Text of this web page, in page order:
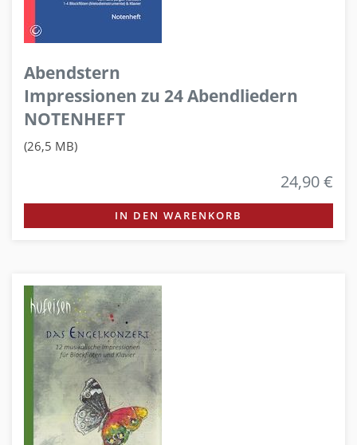
Abendstern
Impressionen zu 24 Abendliedern
NOTENHEFT
(26,5 MB)
24,90 €
IN DEN WARENKORB